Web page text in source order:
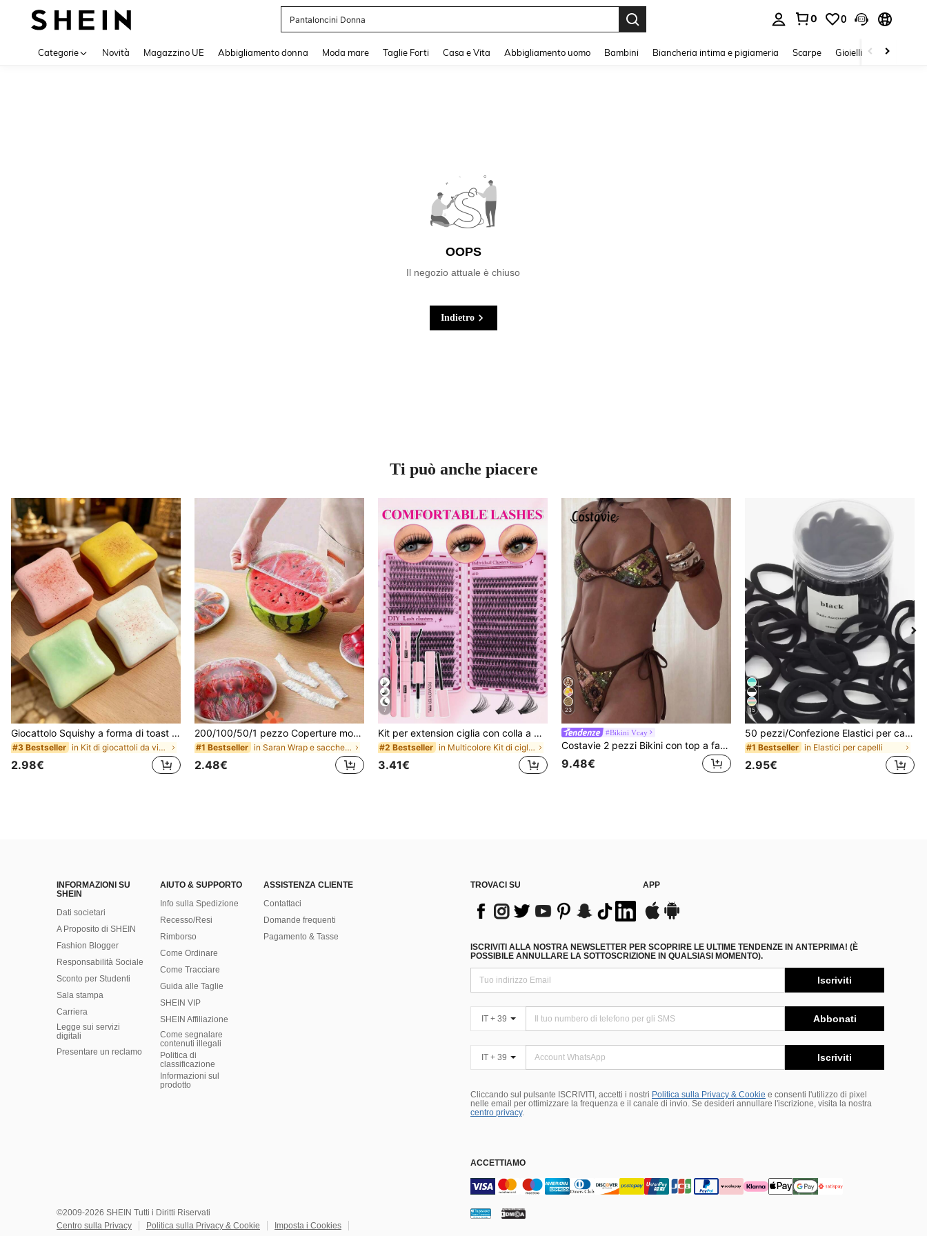
Pantaloncini Donna
0 0
Categorie Novità Magazzino UE Abbigliamento donna Moda mare Taglie Forti Casa e Vita Abbigliamento uomo Bambini Biancheria intima e pigiameria Scarpe Gioielli E Accessori
OOPS
Il negozio attuale è chiuso
Indietro
Ti può anche piacere
Giocattolo Squishy a forma di toast extra large, super morbido, giocattolo antistress a forma di toast al burro, disponibile in rosa, giallo, bianco e verde, giocattolo squishy antistress -- perfetto per regali di compleanno e festività, piccoli regali quotidiani a sorpresa, kawaii, miglioratore dell'umore
#3 Bestseller in Kit di giocattoli da viaggio Giocattoli da spre
2.98€
200/100/50/1 pezzo Coperture monouso in pellicola trasparente per alimenti, Coperture per doccia, Sacchetti termoretraibili monouso multifunzione, Copriscarpe monouso, Pellicola trasparente da cucina rinforzata, Coperture per conservazione alimenti in frigorifero domestico, Coperture elastiche estensibili, Uso quotidiano
#1 Bestseller in Saran Wrap e sacchetti di plastica
2.48€
7
Kit per extension ciglia con colla a doppia estremità/640 ciuffi di ciglia finte in visone sintetico fai-da-te, ricciatura D, spesse e soffici, lunghezze miste 8-16mm, illuminano gli occhi per ogni trucco. Scegli colla, rimuovitore, pinzette secondo necessità. Leggere, riutilizzabili ed economiche, adatte ai principianti per molte occasioni, estetiche
#2 Bestseller in Multicolore Kit di ciglia finte e adesivi
3.41€
23
#Bikini Vcay
Costavie 2 pezzi Bikini con top a fascia e slip con texture a paillettes, costume da bagno sexy per vacanze estive in spiaggia
9.48€
15
50 pezzi/Confezione Elastici per capelli da donna neri di base ad alta elasticità, fermacoda senza cuciture, elastici per capelli per palestra, sport & acconciature quotidiane, comfort tutto il giorno
#1 Bestseller in Elastici per capelli
2.95€
INFORMAZIONI SU
SHEIN
Dati societari
A Proposito di SHEIN
Fashion Blogger
Responsabilità Sociale
Sconto per Studenti
Sala stampa
Carriera
Legge sui servizi
digitali
Presentare un reclamo
AIUTO & SUPPORTO
Info sulla Spedizione
Recesso/Resi
Rimborso
Come Ordinare
Come Tracciare
Guida alle Taglie
SHEIN VIP
SHEIN Affiliazione
Come segnalare
contenuti illegali
Politica di
classificazione
​Informazioni sul
prodotto
ASSISTENZA CLIENTE
Contattaci
Domande frequenti
Pagamento & Tasse
TROVACI SU APP
ISCRIVITI ALLA NOSTRA NEWSLETTER PER SCOPRIRE LE ULTIME TENDENZE IN ANTEPRIMA! (È
POSSIBILE ANNULLARE LA SOTTOSCRIZIONE IN QUALSIASI MOMENTO).
Iscriviti
IT + 39 Abbonati
IT + 39 Iscriviti
Cliccando sul pulsante ISCRIVITI, accetti i nostri Politica sulla Privacy & Cookie e consenti l'utilizzo di pixel
nelle email per ottimizzare la frequenza e il canale di invio. Se desideri annullare l'iscrizione, visita la nostra
centro privacy.
ACCETTIAMO
©2009-2026 SHEIN Tutti i Diritti Riservati
Centro sulla Privacy
Politica sulla Privacy & Cookie Imposta i Cookies